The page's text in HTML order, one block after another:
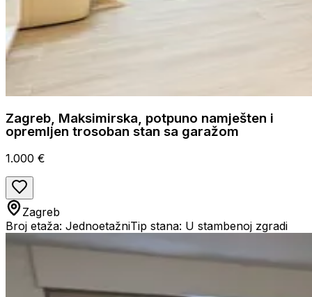
Zagreb, Maksimirska, potpuno namješten i
opremljen trosoban stan sa garažom
1.000 €
Zagreb
Broj etaža: JednoetažniTip stana: U stambenoj zgradi